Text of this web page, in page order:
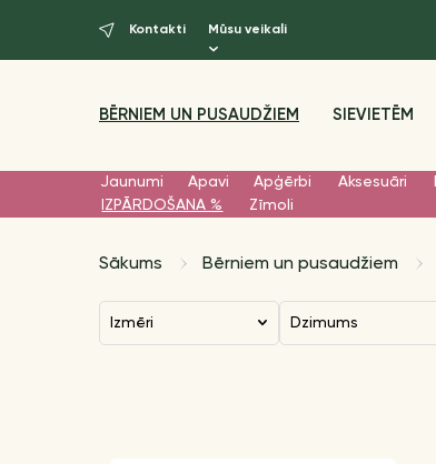
Kontakti Mūsu veikali
BĒRNIEM UN PUSAUDŽIEM SIEVIETĒM
Jaunumi Apavi Apģērbi Aksesuāri
IZPĀRDOŠANA %
Zīmoli
Sākums Bērniem un pusaudžiem
Izmēri Dzimums